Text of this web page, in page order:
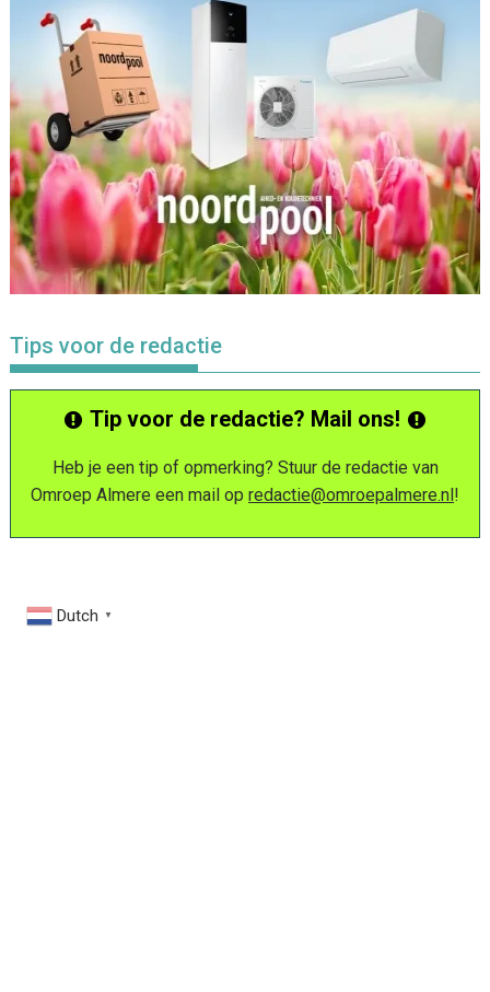
Tips voor de redactie
Tip voor de redactie? Mail ons!
Heb je een tip of opmerking? Stuur de redactie van
Omroep Almere een mail op redactie@omroepalmere.nl!
Dutch ▼